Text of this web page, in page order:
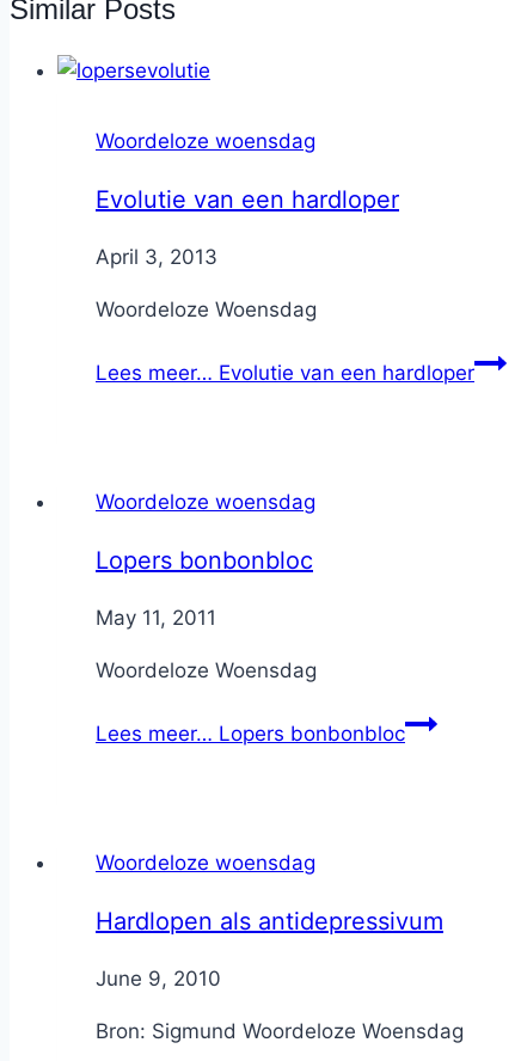
Similar Posts
Woordeloze woensdag
Evolutie van een hardloper
ByNicole
April 3, 2013
Woordeloze Woensdag
Lees meer… Evolutie van een hardloper
Woordeloze woensdag
Lopers bonbonbloc
ByNicole
May 11, 2011
Woordeloze Woensdag
Lees meer… Lopers bonbonbloc
Woordeloze woensdag
Hardlopen als antidepressivum
ByNicole
June 9, 2010
Bron: Sigmund Woordeloze Woensdag